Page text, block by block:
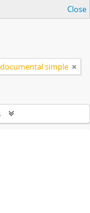
Close
simple